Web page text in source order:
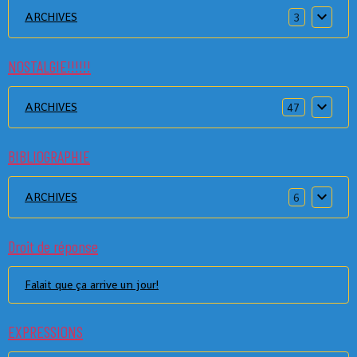
ARCHIVES 3
NOSTALGIE!!!!!!
ARCHIVES 47
BIBLIOGRAPHIE
ARCHIVES 6
Droit de réponse
Falait que ça arrive un jour!
EXPRESSIONS